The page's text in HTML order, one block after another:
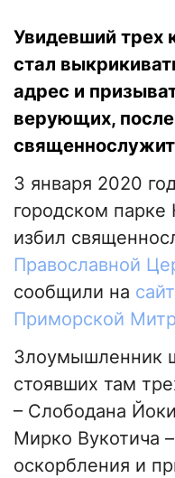
Увидевший трех
стал
адрес и
верующих, после
3 января 2020
городском
избил
Православной
сообщили на
Приморской
Злоумышленник
стоявших там
– Слободана
Мирко Вукотича
оскорбления и